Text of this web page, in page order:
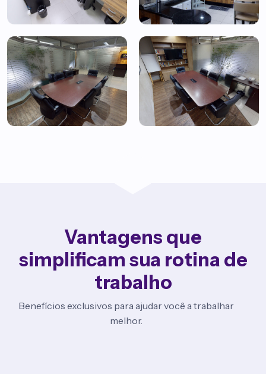
Vantagens que
simplificam sua rotina de
trabalho
Benefícios exclusivos para ajudar você a trabalhar
melhor.